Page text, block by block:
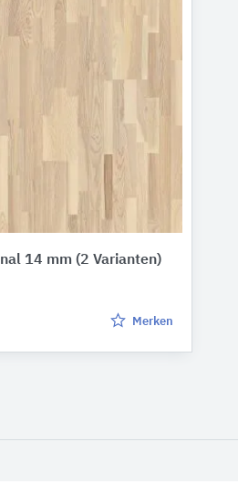
14 mm (2 Varianten)
Merken